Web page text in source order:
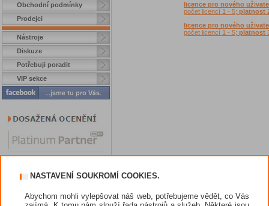
Obchodní podmínky
Prodejci
Nástroje
Diskuze
Potřebuji poradit
VIP sekce
licence pro nového
počet licencí 1 - 5; platnost
licence pro nového
počet licencí 1 - 5; platnost
NASTAVENÍ SOUKROMÍ COOKIES.
Abychom mohli vylepšovat náš web, potřebujeme vědět, co Vás